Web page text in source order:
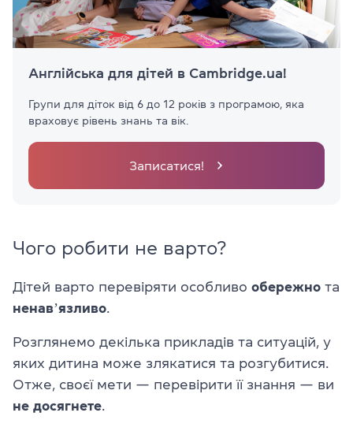
Англійська для дітей в Cambridge.ua!
Групи для діток від 6 до 12 років з програмою, яка
враховує рівень знань та вік.
Записатися!
Чого робити не варто?
Дітей варто перевіряти особливо обережно та
ненавʼязливо
Розглянемо декілька прикладів та ситуацій, у
яких дитина може злякатися та розгубитися.
Отже, своєї мети — перевірити її знання — ви
не досягнете